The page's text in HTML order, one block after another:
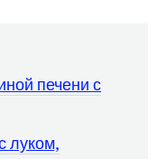
печени с
луком,